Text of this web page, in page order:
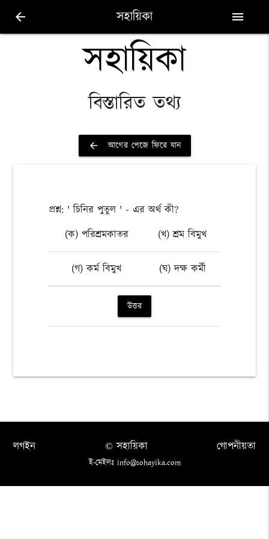
arrow_back সহায়িকা menu
সহায়িকা
বিস্তারিত তথ্য
arrow_back আগের পেজে ফিরে যান
প্রশ্ন: ' চিনির পুতুল ' - এর অর্থ কী?
(ক) পরিশ্রমকাতর
(খ) শ্রম বিমুখ
(গ) কর্ম বিমুখ (ঘ) দক্ষ কর্মী
উত্তর
লগইন গোপনীয়তা
© সহায়িকা
ই-মেইলঃ info@sohayika.com